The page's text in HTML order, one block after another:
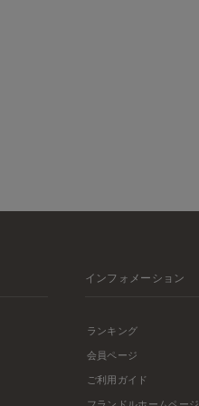
インフォメーション
ランキング
会員ページ
ご利用ガイド